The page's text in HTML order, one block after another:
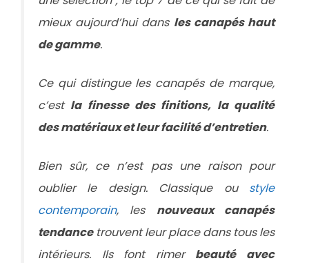
mieux aujourd’hui dans les canapés haut
de gamme.
Ce qui distingue les canapés de marque,
c’est la finesse des finitions, la qualité
des matériaux et leur facilité d’entretien.
Bien sûr, ce n’est pas une raison pour
oublier le design. Classique ou style
contemporain, les nouveaux canapés
tendancetrouvent leur place dans tous les
intérieurs. Ils font rimer beauté avec